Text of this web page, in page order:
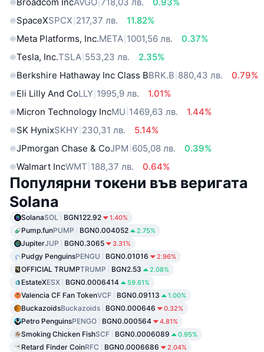
Broadcom IncAVGO 718,03 лв.
0.93%
SpaceXSPCX 217,37 лв.
11.82%
Meta Platforms, Inc.META 1001,56 лв.
0.37%
Tesla, Inc.TSLA 553,23 лв.
2.35%
Berkshire Hathaway Inc Class BBRK.B 880,43 лв.
0.79%
Eli Lilly And CoLLY 1995,9 лв.
1.01%
Micron Technology IncMU 1469,63 лв.
1.44%
SK HynixSKHY 230,31 лв.
5.14%
JPmorgan Chase & CoJPM 605,08 лв.
0.39%
Walmart IncWMT 188,37 лв. 0.64%
Популярни токени във веригата
Solana
SolanaSOL BGN122.92 1.40%
Pump.funPUMP BGN0.004052 2.75%
JupiterJUP BGN0.3065 3.31%
Pudgy PenguinsPENGU BGN0.01016 2.96%
OFFICIAL TRUMPTRUMP BGN2.53 2.08%
EstateXESX BGN0.0006414 59.61%
Valencia CF Fan TokenVCF BGN0.09113 1.00%
BuckazoidsBuckazoids BGN0.000646 0.32%
Petro PenguinsPENGO BGN0.000564 4.81%
Smoking Chicken FishSCF BGN0.0006089 0.95%
Retard Finder CoinRFC BGN0.0006686 2.04%